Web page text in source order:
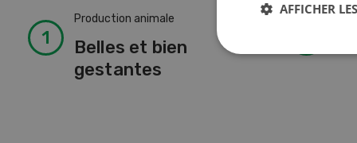
Production animale
Belles et bien
gestantes
AFFICHER